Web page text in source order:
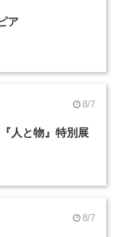
ア
8/7
人と物』特別展
8/7